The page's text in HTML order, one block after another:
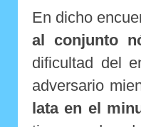
En dicho
al conjunto
dificultad del
adversario
lata en el